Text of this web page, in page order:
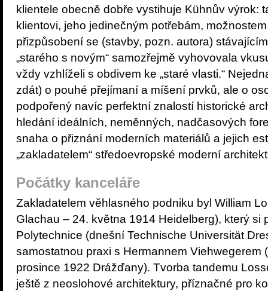
klientele obecně dobře vystihuje Kühnův výrok:
klientovi, jeho jedinečným potřebám,
přizpůsobení se (stavby, pozn. autora)
„starého s novým“ samozřejmě vyhovovala
vždy vzhlíželi s obdivem ke „staré vlasti.“
zdát) o pouhé přejímaní a míšení prvků, ale o
podpořený navíc perfektní znalostí historické
hledání ideálních, neměnných, nadčasových
snaha o přiznání moderních materiálů a jejich
„zakladatelem“ středoevropské moderní
Počátky kanceláře
Zakladatelem věhlasného podniku byl William
Glachau – 24. května 1914 Heidelberg), který si
Polytechnice (dnešní Technische Universität
samostatnou praxi s Hermannem Viehwegerem
prosince 1922 Drážďany). Tvorba tandemu
ještě z neoslohové architektury, příznačné pro